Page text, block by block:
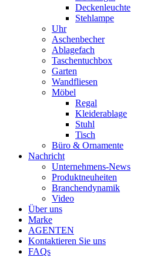
Deckenleuchte
Stehlampe
Uhr
Aschenbecher
Ablagefach
Taschentuchbox
Garten
Wandfliesen
Möbel
Regal
Kleiderablage
Stuhl
Tisch
Büro & Ornamente
Nachricht
Unternehmens-News
Produktneuheiten
Branchendynamik
Video
Über uns
Marke
AGENTEN
Kontaktieren Sie uns
FAQs